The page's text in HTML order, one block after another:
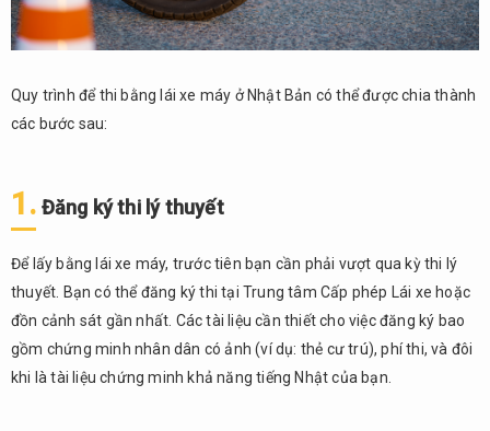
ngoài
liệu
cần
điểm
bằng
4.3.
Miễn
thi lý
thuyết
Quy trình để thi bằng lái xe máy ở Nhật Bản có thể được chia thành
các bước sau:
1. Đăng ký thi lý thuyết
Để lấy bằng lái xe máy, trước tiên bạn cần phải vượt qua kỳ thi lý
thuyết. Bạn có thể đăng ký thi tại Trung tâm Cấp phép Lái xe hoặc
đồn cảnh sát gần nhất. Các tài liệu cần thiết cho việc đăng ký bao
gồm chứng minh nhân dân có ảnh (ví dụ: thẻ cư trú), phí thi, và đôi
khi là tài liệu chứng minh khả năng tiếng Nhật của bạn.